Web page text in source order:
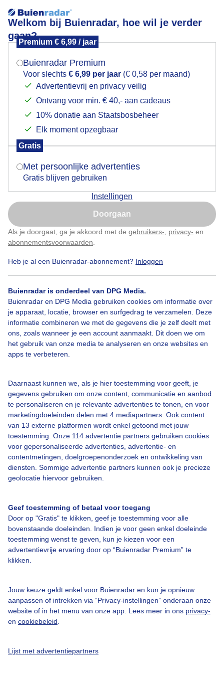
Welkom bij Buienradar, hoe wil je verder
gaan?
Premium € 6,99 / jaar
Buienradar Premium
Voor slechts € 6,99 per jaar (€ 0,58 per maand)
Advertentievrij en privacy veilig
Ontvang voor min. € 40,- aan cadeaus
10% donatie aan Staatsbosbeheer
Elk moment opzegbaar
Gratis
Met persoonlijke advertenties
Gratis blijven gebruiken
Instellingen
Doorgaan
Als je doorgaat, ga je akkoord met de gebruikers- privacy- en
abonnementsvoorwaarden
Heb je al een Buienradar-abonnement? Inloggen
Buienradar is onderdeel van DPG Media.
Buienradar en DPG Media gebruiken cookies om informatie over
je apparaat, locatie, browser en surfgedrag te verzamelen. Deze
informatie combineren we met de gegevens die je zelf deelt met
ons, zoals wanneer je een account aanmaakt. Dit doen we om
het gebruik van onze media te analyseren en onze websites en
apps te verbeteren.
Daarnaast kunnen we, als je hier toestemming voor geeft, je
gegevens gebruiken om onze content, communicatie en aanbod
te personaliseren en je relevante advertenties te tonen, en voor
marketingdoeleinden delen met 4 mediapartners. Ook content
van 13 externe platformen wordt enkel getoond met jouw
toestemming. Onze 114 advertentie partners gebruiken cookies
voor gepersonaliseerde advertenties, advertentie- en
contentmetingen, doelgroepenonderzoek en ontwikkeling van
diensten. Sommige advertentie partners kunnen ook je precieze
geolocatie hiervoor gebruiken.
Geef toestemming of betaal voor toegang
Door op "Gratis" te klikken, geef je toestemming voor alle
bovenstaande doeleinden. Indien je voor geen enkel doeleinde
toestemming wenst te geven, kun je kiezen voor een
advertentievrije ervaring door op “Buienradar Premium” te
klikken.
Jouw keuze geldt enkel voor Buienradar en kun je opnieuw
aanpassen of intrekken via “Privacy-instellingen” onderaan onze
website of in het menu van onze app. Lees meer in ons privacy-
en cookiebeleid
Lijst met advertentiepartners
Rode waarschuwingsvlaggen worden geplaatst
rode waarschuwingsvlaggen.
Door: ria brasser
Rodewaarschuwingsvlaggen
Bekijk slideshow
Een moment geduld aub...
Over Buienradar
Bedrijfsgegevens
Veelgestelde vragen
Contact
Toegankelijkheid
Adverteren
Buienradar Team
Mogen we je locatie gebruiken voor het
Indien je hier nog geen akkoord op hebt gegeven,
verschijnt er zo een pop-up uit je browser waarin
Is goed, toon de popup
Nu niet, misschien later
Klik hierom dit aan te passen